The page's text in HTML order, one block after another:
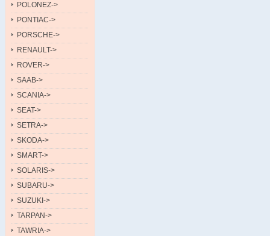
POLONEZ->
PONTIAC->
PORSCHE->
RENAULT->
ROVER->
SAAB->
SCANIA->
SEAT->
SETRA->
SKODA->
SMART->
SOLARIS->
SUBARU->
SUZUKI->
TARPAN->
TAWRIA->